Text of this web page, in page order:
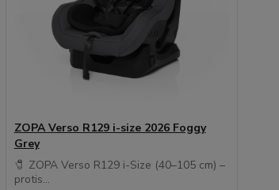
ZOPA Verso R129 i-size 2026 Foggy
Grey
🧷 ZOPA Verso R129 i-Size (40–105 cm) –
protis...